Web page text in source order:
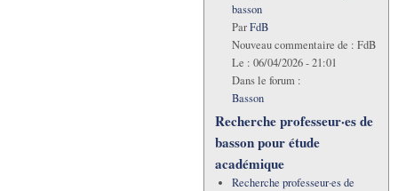
basson
ParFdB
Nouveau commentaire de : FdB
Le : 06/04/2026 - 21:01
Dans le forum :
Basson
Recherche professeur·es de
basson pour étude
académique
Recherche professeur·es de